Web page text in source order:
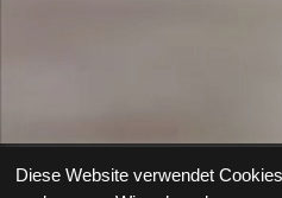
Diese Website verwendet